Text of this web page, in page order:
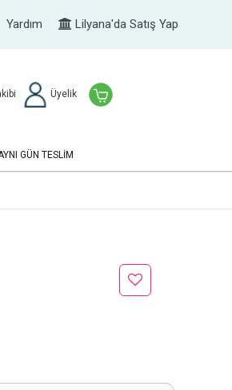
Yardım Lilyana'da Satış Yap
Üyelik
GÜN TESLİM